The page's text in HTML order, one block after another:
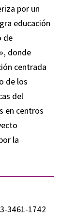
por un
educación
de
donde
centrada
de los
del
en centros
la
3461-1742